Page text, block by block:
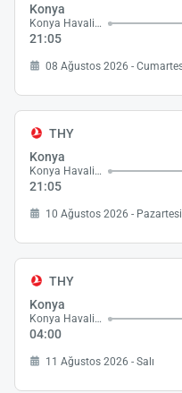
Konya
Konya Havalimanı
21:05
08 Ağustos 2026 -
THY
Konya
Konya Havalimanı
21:05
10 Ağustos 2026 - Pazartesi
THY
Konya
Konya Havalimanı
04:00
11 Ağustos 2026 - Salı